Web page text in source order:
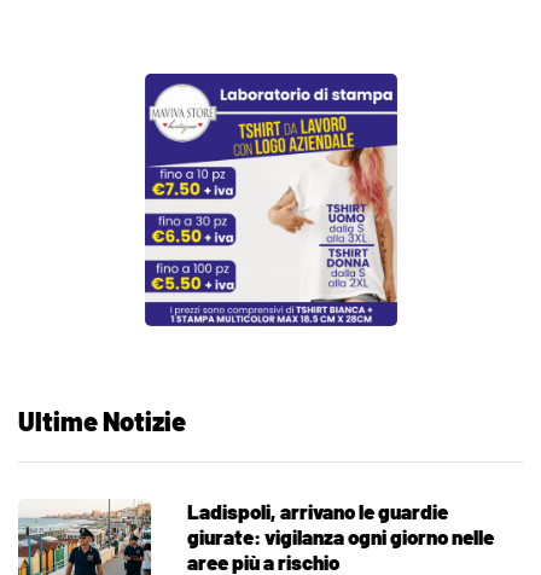
Ultime Notizie
Ladispoli, arrivano le guardie
giurate: vigilanza ogni giorno nelle
aree più a rischio